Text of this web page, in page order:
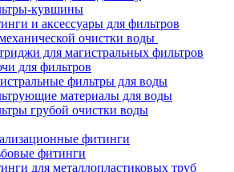
кувшины
и аксессуары для фильтров
очистки воды
для магистральных фильтров
для фильтров
фильтры для воды
материалы для воды
грубой очистки воды
фитинги
фитинги
для металлопластиковых труб